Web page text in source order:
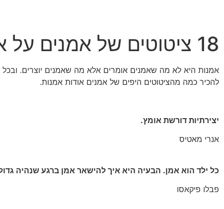
18 ציטוטים של אמנים על אמנות
אמנות היא לא מה שאמנים אומרים אלא מה שאמנים יוצרים.
להכיר כמה מהציטוטים היפים של אמנים אודות אמנות.
יצירתיות דורשת אומץ.
אנרי מאטיס
כל ילד הוא אמן. הבעיה היא איך להישאר אמן ברגע שנהיה
פבלו פיקאסו